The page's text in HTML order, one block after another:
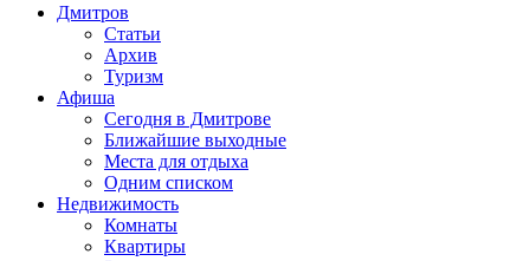
Дмитров
Статьи
Архив
Туризм
Афиша
Сегодня в Дмитрове
Ближайшие выходные
Места для отдыха
Одним списком
Недвижимость
Комнаты
Квартиры